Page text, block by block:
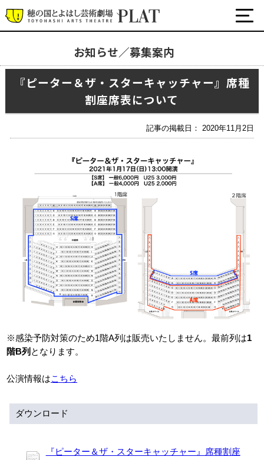
アクセシビリティ/
サービス
会員制度のご案内
座席表 月間スケジュール
プラットニュース
交通アクセス お問合せ
お知らせ／募集案内
『ピーター＆ザ・スターキャッチャー』席種
割座席表について
記事の掲載日： 2020年11月2日
※感染予防対策のため1階A列は販売いたしません。最前列は1
階B列 となります。
公演情報はこちら
ダウンロード
『ピーター＆ザ・スターキャッチャー』席種割座
お知らせ／募集案内
プラットについて